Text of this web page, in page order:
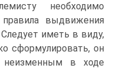
необходимо
выдвижения
иметь в виду,
сформулировать, он
неизменным в ходе